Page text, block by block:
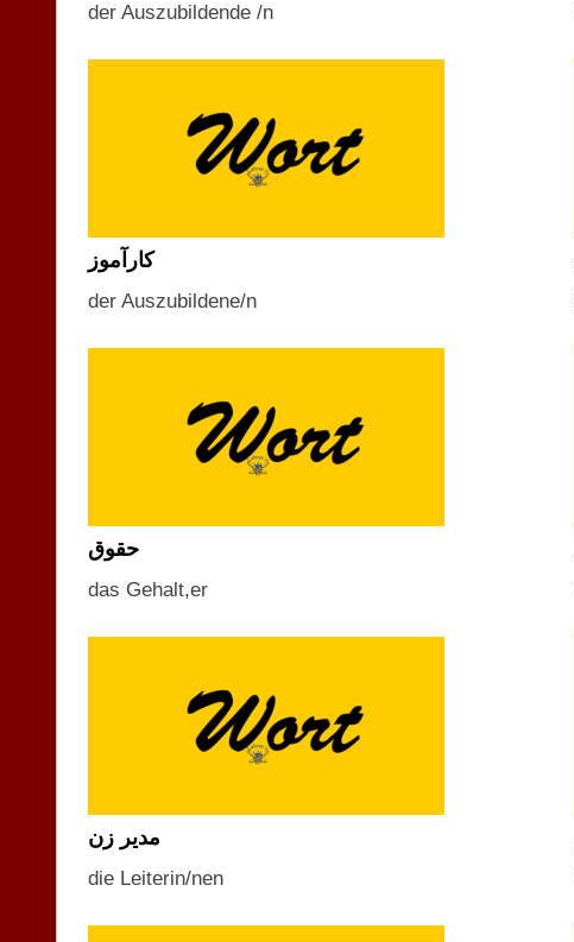
der Auszubildende /n
کارآموز
der Auszubildene/n
حقوق
das Gehalt,er
مدیر زن
die Leiterin/nen